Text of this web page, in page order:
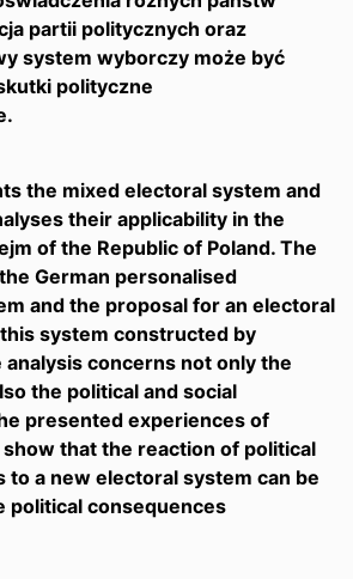
partii politycznych oraz
system wyborczy może być
polityczne
the mixed electoral system and
their applicability in the
of the Republic of Poland. The
German personalised
and the proposal for an electoral
system constructed by
analysis concerns not only the
the political and social
presented experiences of
that the reaction of political
to a new electoral system can be
political consequences